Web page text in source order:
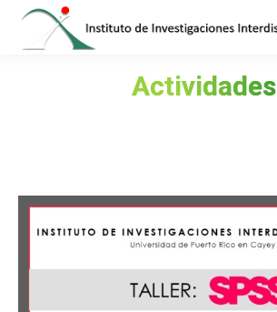
Actividades
Estás aquí: